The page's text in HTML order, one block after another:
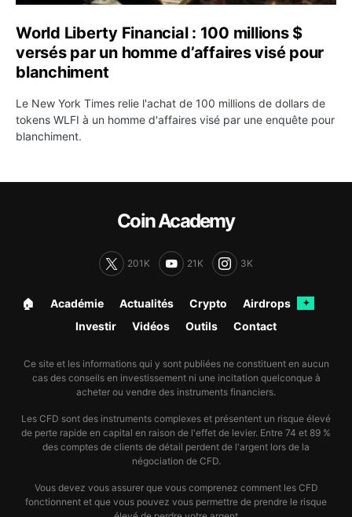
World Liberty Financial : 100 millions $
versés par un homme d’affaires visé pour
blanchiment
Le New York Times relie l'achat de 100 millions de dollars de
tokens WLFI à un homme d'affaires visé par une enquête pour
blanchiment.
Coin Academy
201K 21K 3K
🏠︎ Académie Actualités Crypto Airdrops ✦
Investir Vidéos Outils Contact
Ce site et les informations qui y sont publiées ne constituent en aucun
cas des conseils en investissement ni une incitation quelconque à
acheter ou vendre des instruments financiers.
Les CFD sont des instruments complexes et présentent un risque élevé
de perte rapide en capital en raison de l'effet de levier. Entre 74 et 89 %
des comptes de clients de détail perdent de l'argent lors de la
négociation de CFD.
Vous devez vous assurer que vous comprenez comment les CFD
fonctionnent et que vous pouvez vous permettre de prendre le risque